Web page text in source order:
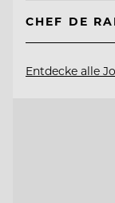
CHEF DE
Entdecke alle